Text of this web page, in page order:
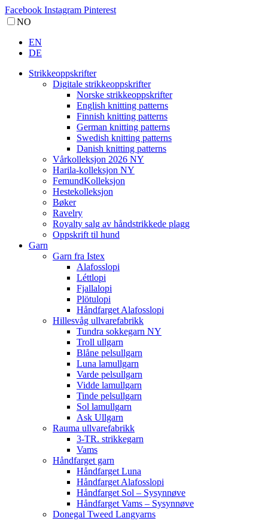
Facebook Instagram Pinterest
NO
EN
DE
Strikkeoppskrifter
Digitale strikkeoppskrifter
Norske strikkeoppskrifter
English knitting patterns
Finnish knitting patterns
German knitting patterns
Swedish knitting patterns
Danish knitting patterns
Vårkolleksjon 2026 NY
Harila-kolleksjon NY
FemundKolleksjon
Hestekolleksjon
Bøker
Ravelry
Royalty salg av håndstrikkede plagg
Oppskrift til hund
Garn
Garn fra Istex
Alafosslopi
Léttlopi
Fjallalopi
Plötulopi
Håndfarget Alafosslopi
Hillesvåg ullvarefabrikk
Tundra sokkegarn NY
Troll ullgarn
Blåne pelsullgarn
Luna lamullgarn
Varde pelsullgarn
Vidde lamullgarn
Tinde pelsullgarn
Sol lamullgarn
Ask Ullgarn
Rauma ullvarefabrikk
3-TR. strikkegarn
Vams
Håndfarget garn
Håndfarget Luna
Håndfarget Alafosslopi
Håndfarget Sol – Sysynnøve
Håndfarget Vams – Sysynnøve
Donegal Tweed Langyarns